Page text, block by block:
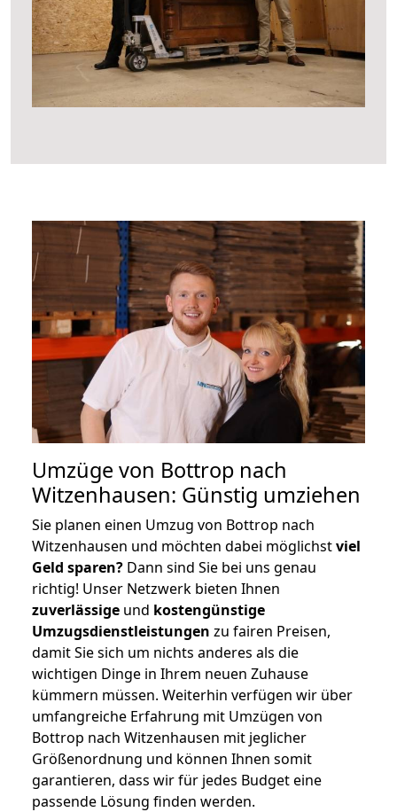
Umzüge von Bottrop nach
Witzenhausen: Günstig umziehen
Sie planen einen Umzug von Bottrop nach
Witzenhausen und möchten dabei möglichstviel
Geld sparen? Dann sind Sie bei uns genau
richtig! Unser Netzwerk bieten Ihnen
zuverlässige und kostengünstige
Umzugsdienstleistungen zu fairen Preisen,
damit Sie sich um nichts anderes als die
wichtigen Dinge in Ihrem neuen Zuhause
kümmern müssen. Weiterhin verfügen wir über
umfangreiche Erfahrung mit Umzügen von
Bottrop nach Witzenhausen mit jeglicher
Größenordnung und können Ihnen somit
garantieren, dass wir für jedes Budget eine
passende Lösung finden werden.